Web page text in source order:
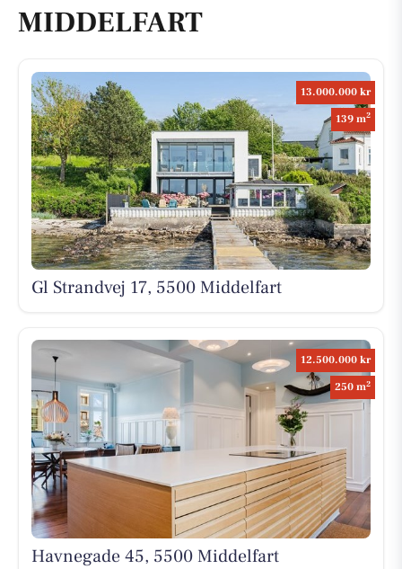
MIDDELFART
13.000.000 kr
139 m2
Gl Strandvej 17, 5500 Middelfart
12.500.000 kr
250 m2
Havnegade 45, 5500 Middelfart